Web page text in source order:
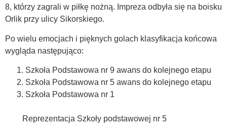
8, którzy zagrali w piłkę nożną. Impreza odbyła się na boisku
Orlik przy ulicy Sikorskiego.
Po wielu emocjach i pięknych golach klasyfikacja końcowa
wygląda następująco:
Szkoła Podstawowa nr 9 awans do kolejnego etapu
Szkoła Podstawowa nr 5 awans do kolejnego etapu
Szkoła Podstawowa nr 1
Reprezentacja Szkoły podstawowej nr 5